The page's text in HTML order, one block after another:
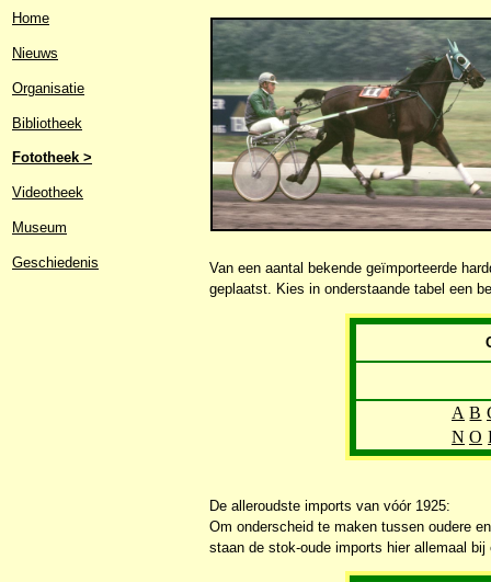
Home
Nieuws
Organisatie
Bibliotheek
Fototheek >
Videotheek
Museum
Geschiedenis
Van een aantal bekende geïmporteerde
geplaatst. Kies in onderstaande tabel een
A B
N O
De alleroudste imports van vóór 1925:
Om onderscheid te maken tussen oudere
staan de stok-oude imports hier allemaal bij